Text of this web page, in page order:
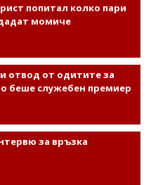
попитал колко пари
момиче
отвод от одитите за
беше служебен премиер
за връзка